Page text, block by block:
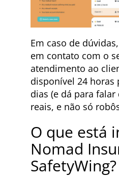
Em caso de
em contato com o
atendimento ao
disponível 24 horas
dias (e dá para falar
reais, e não só
O que está
Nomad
SafetyWing?